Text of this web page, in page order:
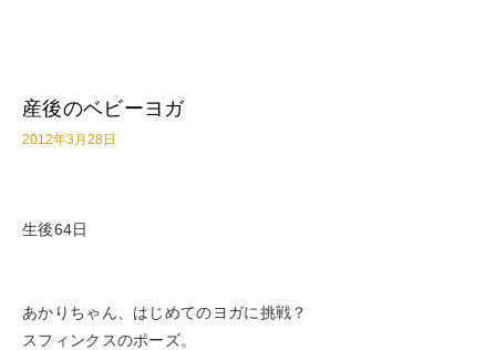
産後のベビーヨガ
2012年3月28日
生後64日
あかりちゃん、はじめてのヨガに挑戦？
スフィンクスのポーズ。